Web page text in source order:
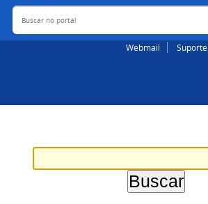
Buscar no portal
Webmail Suporte